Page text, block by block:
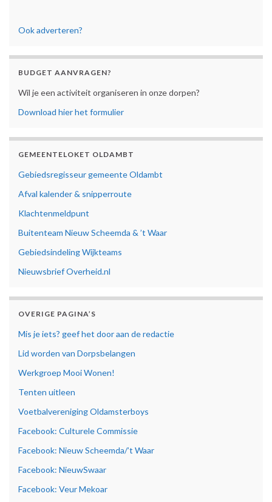
Ook adverteren?
BUDGET AANVRAGEN?
Wil je een activiteit organiseren in onze dorpen?
Download hier het formulier
GEMEENTELOKET OLDAMBT
Gebiedsregisseur gemeente Oldambt
Afval kalender & snipperroute
Klachtenmeldpunt
Buitenteam Nieuw Scheemda & ’t Waar
Gebiedsindeling Wijkteams
Nieuwsbrief Overheid.nl
OVERIGE PAGINA’S
Mis je iets? geef het door aan de redactie
Lid worden van Dorpsbelangen
Werkgroep Mooi Wonen!
Tenten uitleen
Voetbalvereniging Oldamsterboys
Facebook: Culturele Commissie
Facebook: Nieuw Scheemda/’t Waar
Facebook: NieuwSwaar
Facebook: Veur Mekoar